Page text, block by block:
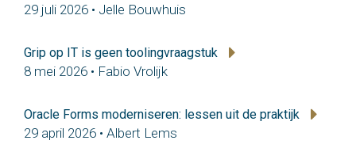
29 juli 2026 • Jelle Bouwhuis
Grip op IT is geen toolingvraagstuk
8 mei 2026 • Fabio Vrolijk
Oracle Forms moderniseren: lessen uit de praktijk
29 april 2026 • Albert Lems